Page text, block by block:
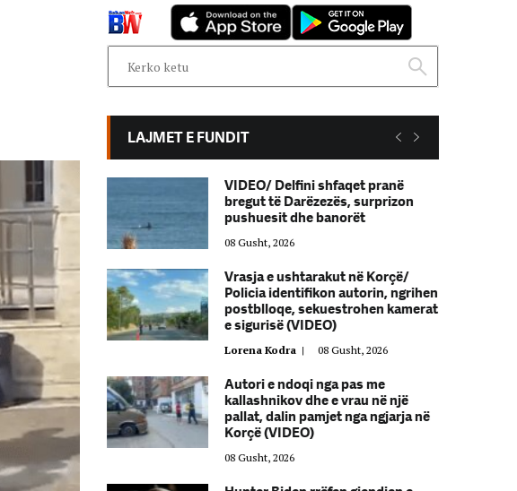
LAJMET E FUNDIT
pranë
surprizon
në Korçë/
ngrihen
kamerat
2026
pas me
vrau në një
nga ngjarja në
VIDEO/ Delfini shfaqet pranë
bregut të Darëzezës, surprizon
pushuesit dhe banorët
08 Gusht, 2026
Vrasja e ushtarakut në Korçë/
Policia identifikon autorin, ngrihen
postblloqe, sekuestrohen kamerat
e sigurisë (VIDEO)
Lorena Kodra | 08 Gusht, 2026
Autori e ndoqi nga pas me
kallashnikov dhe e vrau në një
pallat, dalin pamjet nga ngjarja në
Korçë (VIDEO)
08 Gusht, 2026